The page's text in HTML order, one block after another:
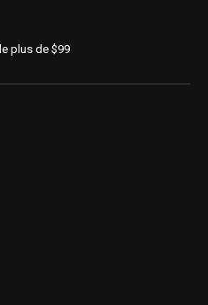
plus de $99